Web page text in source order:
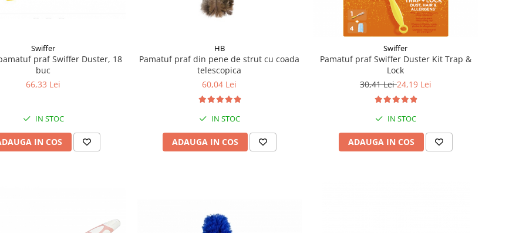
Swiffer
praf Swiffer Duster, 18
buc
66,33 Lei
IN STOC
IN COS
HB
Pamatuf praf din pene de strut cu coada
telescopica
60,04 Lei
IN STOC
ADAUGA IN COS
Swiffer
Pamatuf praf Swiffer Duster Kit Trap &
Lock
30,41 Lei24,19 Lei
IN STOC
ADAUGA IN COS